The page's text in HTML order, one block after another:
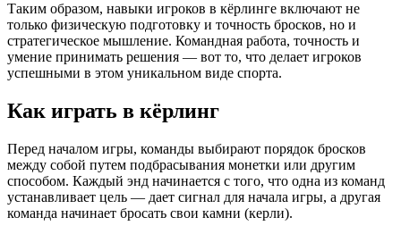
Таким образом, навыки игроков в кёрлинге включают не
только физическую подготовку и точность бросков, но и
стратегическое мышление. Командная работа, точность и
умение принимать решения — вот то, что делает игроков
успешными в этом уникальном виде спорта.
Как играть в кёрлинг
Перед началом игры, команды выбирают порядок бросков
между собой путем подбрасывания монетки или другим
способом. Каждый энд начинается с того, что одна из команд
устанавливает цель — дает сигнал для начала игры, а другая
команда начинает бросать свои камни (керли).